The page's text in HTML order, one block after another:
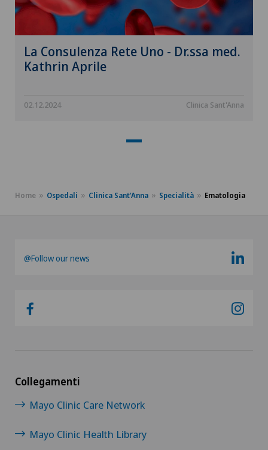
La Consulenza Rete Uno - Dr.ssa med.
Kathrin Aprile
02.12.2024 Clinica Sant'Anna
Home Ospedali Clinica Sant'Anna Specialità Ematologia
@Follow our news
Collegamenti
Mayo Clinic Care Network
Mayo Clinic Health Library